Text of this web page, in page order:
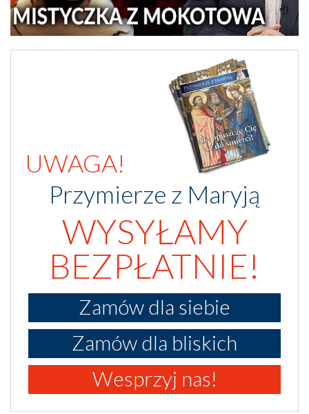
UWAGA!
Przymierze z Maryją
WYSYŁAMY
BEZPŁATNIE!
Zamów dla siebie
Zamów dla bliskich
Wesprzyj nas!